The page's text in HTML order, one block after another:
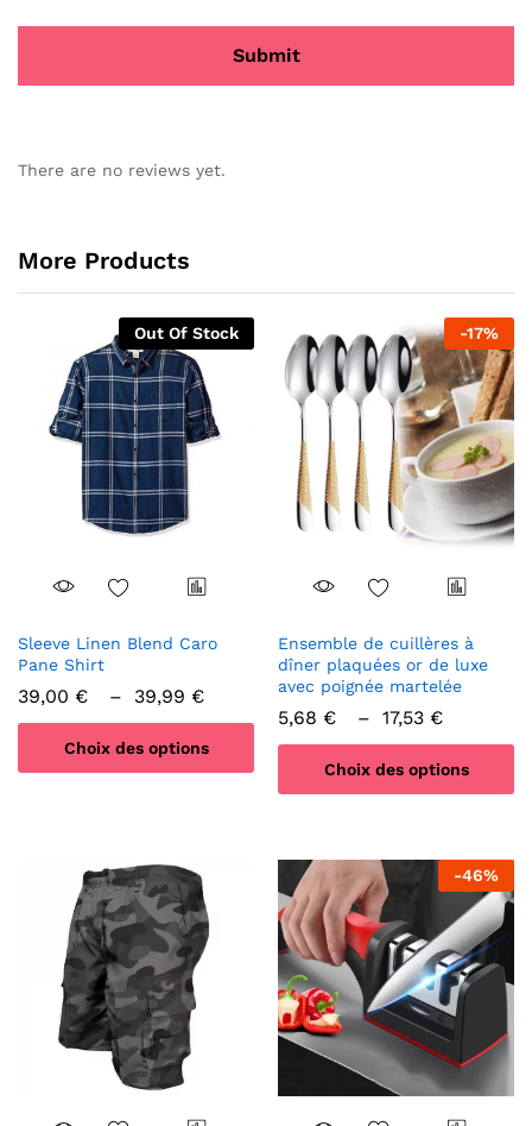
There are no reviews yet.
More Products
Out Of Stock
Sleeve Linen Blend Caro
Pane Shirt
39,00 € – 39,99 €
39,00 €
à
39,99 €
Choix des options
variations.
options
peuvent
choisies
-17%
Ensemble de cuillères à
dîner plaquées or de luxe
avec poignée martelée
5,68 € – 17,53 €
5,68 €
à
Choix des options
a
plusieurs
variations.
Les
options
peuvent
être
choisies
la
-46%